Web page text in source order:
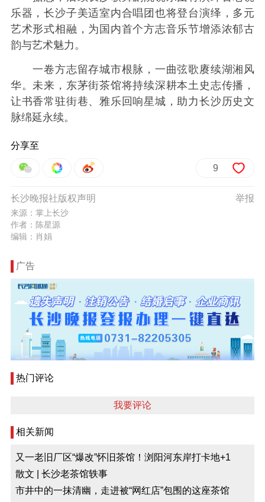
乐器，长沙子美适室内合唱团也将登台演绎，多元
艺术形式相融，为国内首个方志音乐节增添浓郁古
韵与艺术魅力。
一卷方志留存城市根脉，一曲弦歌赓续湖湘风
华。未来，东茅街茶馆将持续深耕本土史志传播，
让书香常驻街巷、雅乐回响星城，助力长沙历史文
脉绵延永续。
分享至
9
举报
长沙晚报社版权声明
来源：掌上长沙
作者：陈星源
编辑：肖娟
广告
热门评论
我要评论
相关新闻
又一老旧厂区“爆改”怀旧茶馆！浏阳河东岸打卡地+1
散文 | 长沙老茶馆轶事
市井中的一抹清幽，走进被“网红店”包围的这座茶馆